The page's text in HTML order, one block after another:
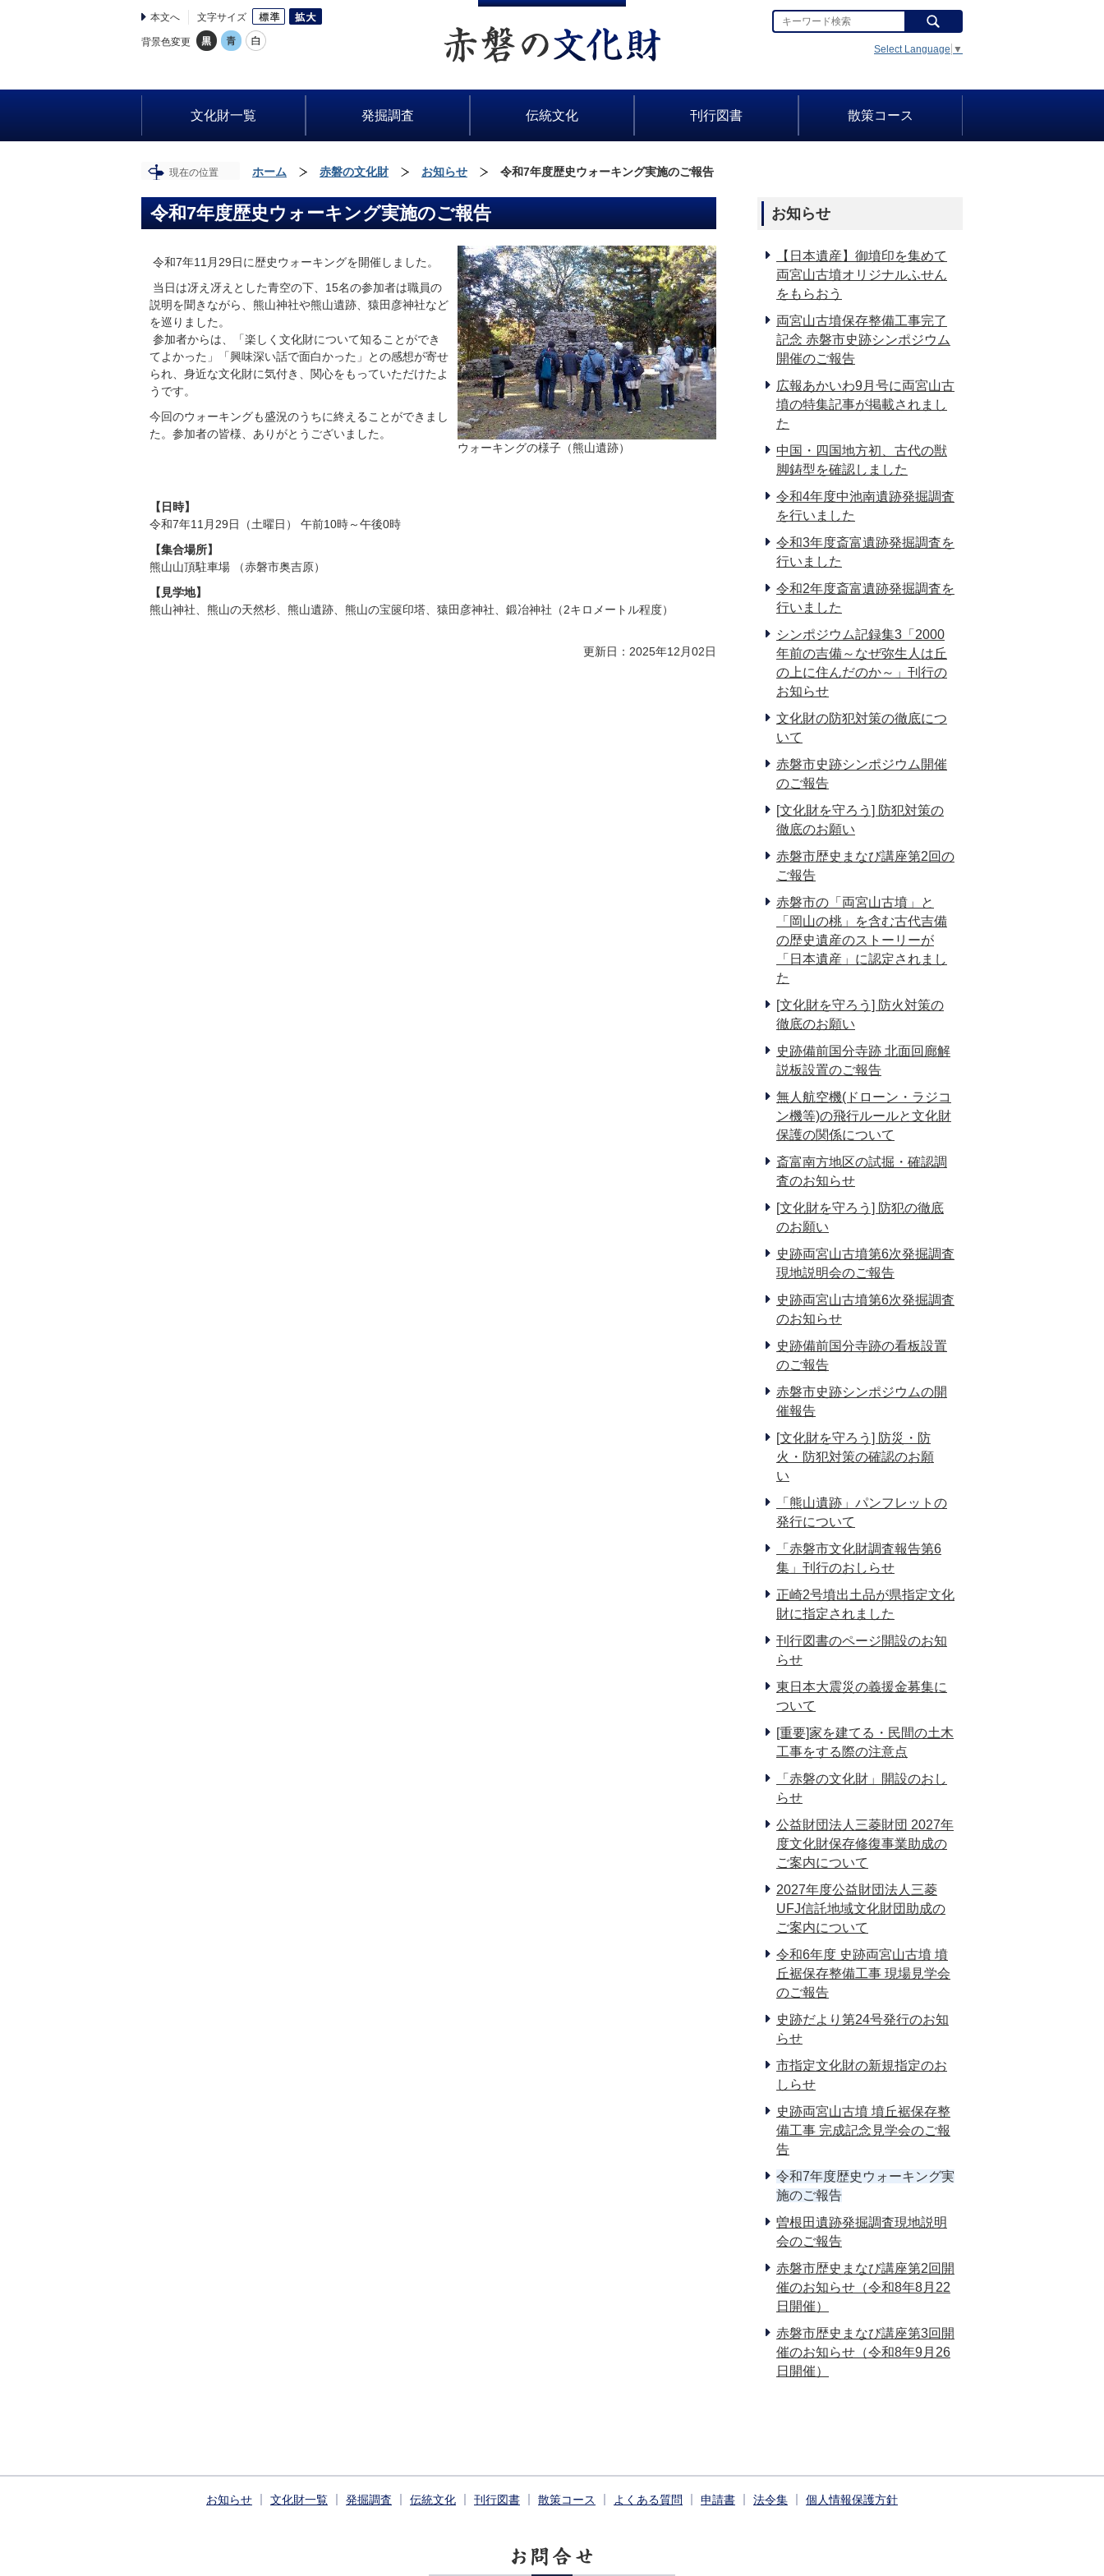
本文へ 文字サイズ
背景色変更
Select Language ▼
文化財一覧 発掘調査 伝統文化 刊行図書 散策コース
現在の位置 ホーム 赤磐の文化財 お知らせ 令和7年度歴史ウォーキング実施のご報告
令和7年度歴史ウォーキング実施のご報告
ウォーキングの様子（熊山遺跡）
令和7年11月29日に歴史ウォーキングを開催しました。
当日は冴え冴えとした青空の下、15名の参加者は職員の
説明を聞きながら、熊山神社や熊山遺跡、猿田彦神社など
を巡りました。
参加者からは、「楽しく文化財について知ることができ
てよかった」「興味深い話で面白かった」との感想が寄せ
られ、身近な文化財に気付き、関心をもっていただけたよ
うです。
今回のウォーキングも盛況のうちに終えることができまし
た。参加者の皆様、ありがとうございました。
【日時】
令和7年11月29日（土曜日） 午前10時～午後0時
【集合場所】
熊山山頂駐車場 （赤磐市奥吉原）
【見学地】
熊山神社、熊山の天然杉、熊山遺跡、熊山の宝篋印塔、猿田彦神社、鍛冶神社（2キロメートル程度）
更新日：2025年12月02日
お知らせ
【日本遺産】御墳印を集めて
両宮山古墳オリジナルふせん
をもらおう
両宮山古墳保存整備工事完了
記念 赤磐市史跡シンポジウム
開催のご報告
広報あかいわ9月号に両宮山古
墳の特集記事が掲載されまし
た
中国・四国地方初、古代の獣
脚鋳型を確認しました
令和4年度中池南遺跡発掘調査
を行いました
令和3年度斎富遺跡発掘調査を
行いました
令和2年度斎富遺跡発掘調査を
行いました
シンポジウム記録集3「2000
年前の吉備～なぜ弥生人は丘
の上に住んだのか～」刊行の
お知らせ
文化財の防犯対策の徹底につ
いて
赤磐市史跡シンポジウム開催
のご報告
[文化財を守ろう] 防犯対策の
徹底のお願い
赤磐市歴史まなび講座第2回の
ご報告
赤磐市の「両宮山古墳」と
「岡山の桃」を含む古代吉備
の歴史遺産のストーリーが
「日本遺産」に認定されまし
た
[文化財を守ろう] 防火対策の
徹底のお願い
史跡備前国分寺跡 北面回廊解
説板設置のご報告
無人航空機(ドローン・ラジコ
ン機等)の飛行ルールと文化財
保護の関係について
斎富南方地区の試掘・確認調
査のお知らせ
[文化財を守ろう] 防犯の徹底
のお願い
史跡両宮山古墳第6次発掘調査
現地説明会のご報告
史跡両宮山古墳第6次発掘調査
のお知らせ
史跡備前国分寺跡の看板設置
のご報告
赤磐市史跡シンポジウムの開
催報告
[文化財を守ろう] 防災・防
火・防犯対策の確認のお願
い
「熊山遺跡」パンフレットの
発行について
「赤磐市文化財調査報告第6
集」刊行のおしらせ
正崎2号墳出土品が県指定文化
財に指定されました
刊行図書のページ開設のお知
らせ
東日本大震災の義援金募集に
ついて
[重要]家を建てる・民間の土木
工事をする際の注意点
「赤磐の文化財」開設のおし
らせ
公益財団法人三菱財団 2027年
度文化財保存修復事業助成の
ご案内について
2027年度公益財団法人三菱
UFJ信託地域文化財団助成の
ご案内について
令和6年度 史跡両宮山古墳 墳
丘裾保存整備工事 現場見学会
のご報告
史跡だより第24号発行のお知
らせ
市指定文化財の新規指定のお
しらせ
史跡両宮山古墳 墳丘裾保存整
備工事 完成記念見学会のご報
告
令和7年度歴史ウォーキング実
施のご報告
曽根田遺跡発掘調査現地説明
会のご報告
赤磐市歴史まなび講座第2回開
催のお知らせ（令和8年8月22
日開催）
赤磐市歴史まなび講座第3回開
催のお知らせ（令和8年9月26
日開催）
お知らせ 文化財一覧 発掘調査 伝統文化 刊行図書 散策コース よくある質問 申請書 法令集 個人情報保護方針